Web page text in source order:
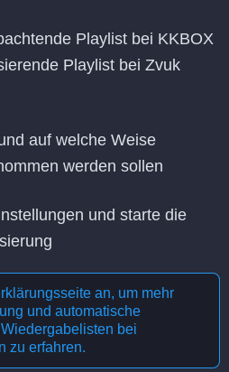
Playlist bei KKBOX
Playlist bei Zvuk
auf welche Weise
werden sollen
und starte die
an, um mehr
und automatische
bei
zu erfahren.